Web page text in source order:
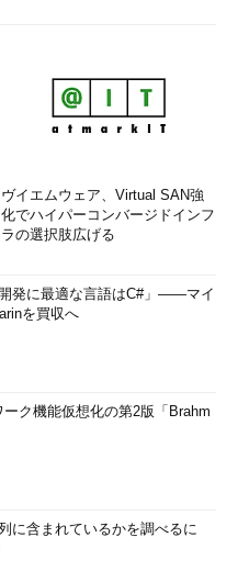
す。
メールには、「exeファイ
リティホールを利用したもの
者については「exeファイル
員教育によって周知するのは
ィホールを利用するウイル
なく、そもそものセキュリテ
ことの大切さとその方法」を
ップデートを自動化できれば
対策を行った上で、残ったリ
います。
変更したり、やめたりする
内の慣習上、ルールの変更を
しょう。しかし、前述した通
ってしまうと、見えないリス
回取り上げた「攻撃手法の知
づいて、組織として立ち止
検討してください。
ヴイエムウェア、Virtual SAN強
化でハイパーコンバージドインフ
ラの選択肢広げる
開発に最適な言語はC#」――マイ
を買収へ
ク機能仮想化の第2版「Brahm
に含まれているかを調べるに